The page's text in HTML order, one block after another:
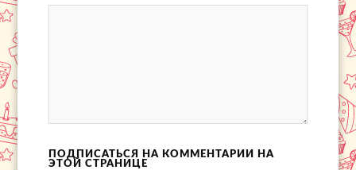
ПОДПИСАТЬСЯ НА КОММЕНТАРИИ НА
ЭТОЙ СТРАНИЦЕ